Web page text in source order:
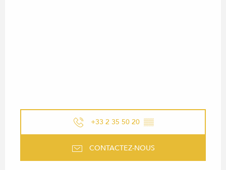
+33 2 35 50 20 ▒▒
CONTACTEZ-NOUS